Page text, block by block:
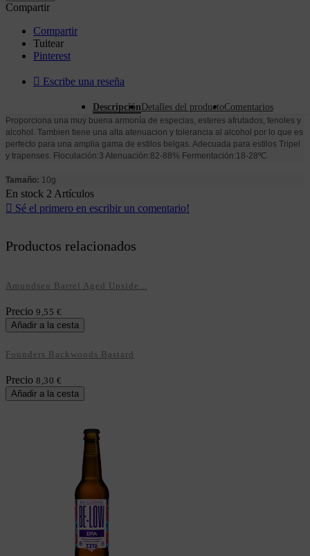
Compartir
Compartir
Tuitear
Pinterest
 Escribe una reseña
DescripciónDetalles del productoComentarios
Proporciona una muy buena armonía de especias, esteres afrutados, fenoles y
alcohol. Tambien tiene una alta atenuacion y tolerancia al alcohol por lo que es
perfecto para una amplia gama de estilos belgas. Adecuada para estilos Tripel
y trapenses. Floculación:3 Atenuación:82-88% Fermentación:18-28ºC
Tamaño: 10g
En stock 2 Artículos
 Sé el primero en escribir un comentario!
Productos relacionados
Amundsen Barrel Aged Upside...
Precio 9,55 €
Añadir a la cesta
Founders Backwoods Bastard
Precio 8,30 €
Añadir a la cesta